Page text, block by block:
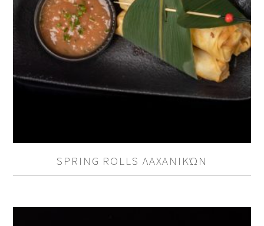
SPRING ROLLS ΛΑΧΑΝΙΚΏΝ